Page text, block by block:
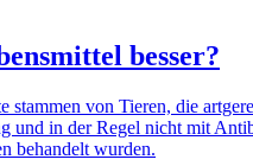
besser?